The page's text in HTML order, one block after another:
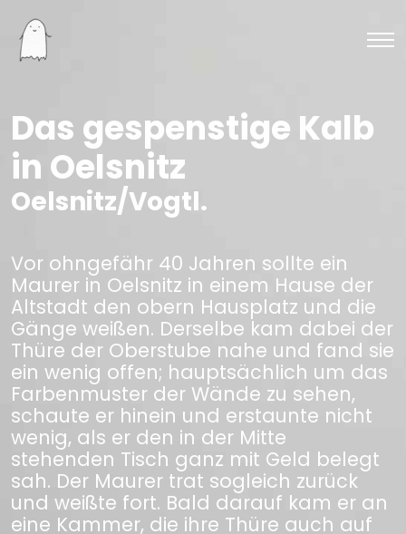
Das gespenstige Kalb
in Oelsnitz
Oelsnitz/Vogtl.
Vor ohngefähr 40 Jahren sollte ein
Maurer in Oelsnitz in einem Hause der
Altstadt den obern Hausplatz und die
Gänge weißen. Derselbe kam dabei der
Thüre der Oberstube nahe und fand sie
ein wenig offen; hauptsächlich um das
Farbenmuster der Wände zu sehen,
schaute er hinein und erstaunte nicht
wenig, als er den in der Mitte
stehenden Tisch ganz mit Geld belegt
sah. Der Maurer trat sogleich zurück
und weißte fort. Bald darauf kam er an
eine Kammer, die ihre Thüre auch auf